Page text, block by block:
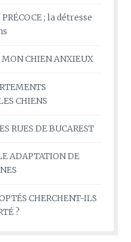
; la détresse
MON CHIEN ANXIEUX
CHIENS
RUES DE BUCAREST
ADAPTATION DE
CHERCHENT-ILS
?